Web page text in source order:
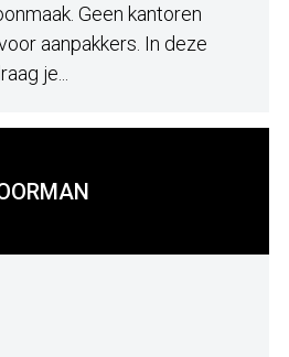
Geen kantoren
aanpakkers. In deze
je...